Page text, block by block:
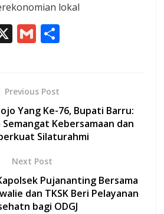
lokal
er
X G
l
Previous Post
Yang Ke-76, Bupati Barru:
Kebersamaan dan
Silaturahmi
Next Post
Pujananting Bersama
dan TKSK Beri Pelayanan
bagi ODGJ